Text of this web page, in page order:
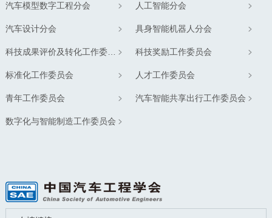
汽车模型数字工程分会 人工智能分会
汽车设计分会 具身智能机器人分会
科技成果评价及转化工作委员会 科技奖励工作委员会
标准化工作委员会 人才工作委员会
青年工作委员会 汽车智能共享出行工作委员会
数字化与智能制造工作委员会